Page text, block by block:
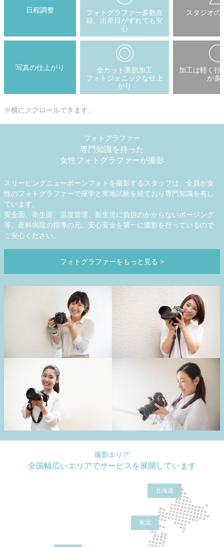
日程調整
フォトグラファー多数在
籍。出産日がずれても安
心
スタジオの
写真の仕上がり
全カット美肌加工
フォトジェニックな仕上
がり
加工は軽く行
が多
※横にスクロールできます。
フォトグラファー
専門知識を持った
女性フォトグラファーが撮影
スリーピングニューボーンフォトを撮影するスタッフは、全員が女
性のフォトグラファーで座学と実地試験を経ており専門知識を有し
ています。
安全面、衛生面、温度管理、新生児に負担のかからないポージング
等、産科病院の指導の元、安心安全を第一に撮影を行っているので
ご安心ください。
フォトグラファーをもっと見る >
撮影エリア
全国幅広いエリアでサービスを展開しています
北海道
東北